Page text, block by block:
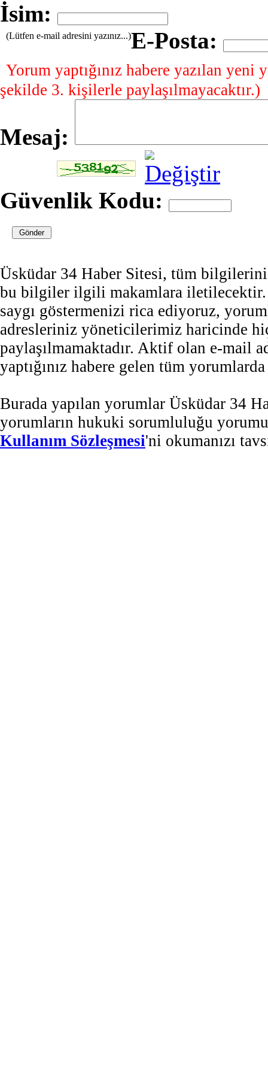
İsim:
E-Posta:
(Lütfen e-mail adresini yazınız...)
Yorum yaptığınız habere yazılan
şekilde 3. kişilerle paylaşılmayacaktır.)
Mesaj:
Güvenlik Kodu:
Üsküdar 34 Haber Sitesi, tüm
bu bilgiler ilgili makamlara iletilecektir.
saygı göstermenizi rica ediyoruz,
adresleriniz yöneticilerimiz haricinde
paylaşılmamaktadır. Aktif olan e-mail
yaptığınız habere gelen tüm
Burada yapılan yorumlar Üsküdar 34
yorumların hukuki sorumluluğu
Kullanım Sözleşmesi'ni okumanızı